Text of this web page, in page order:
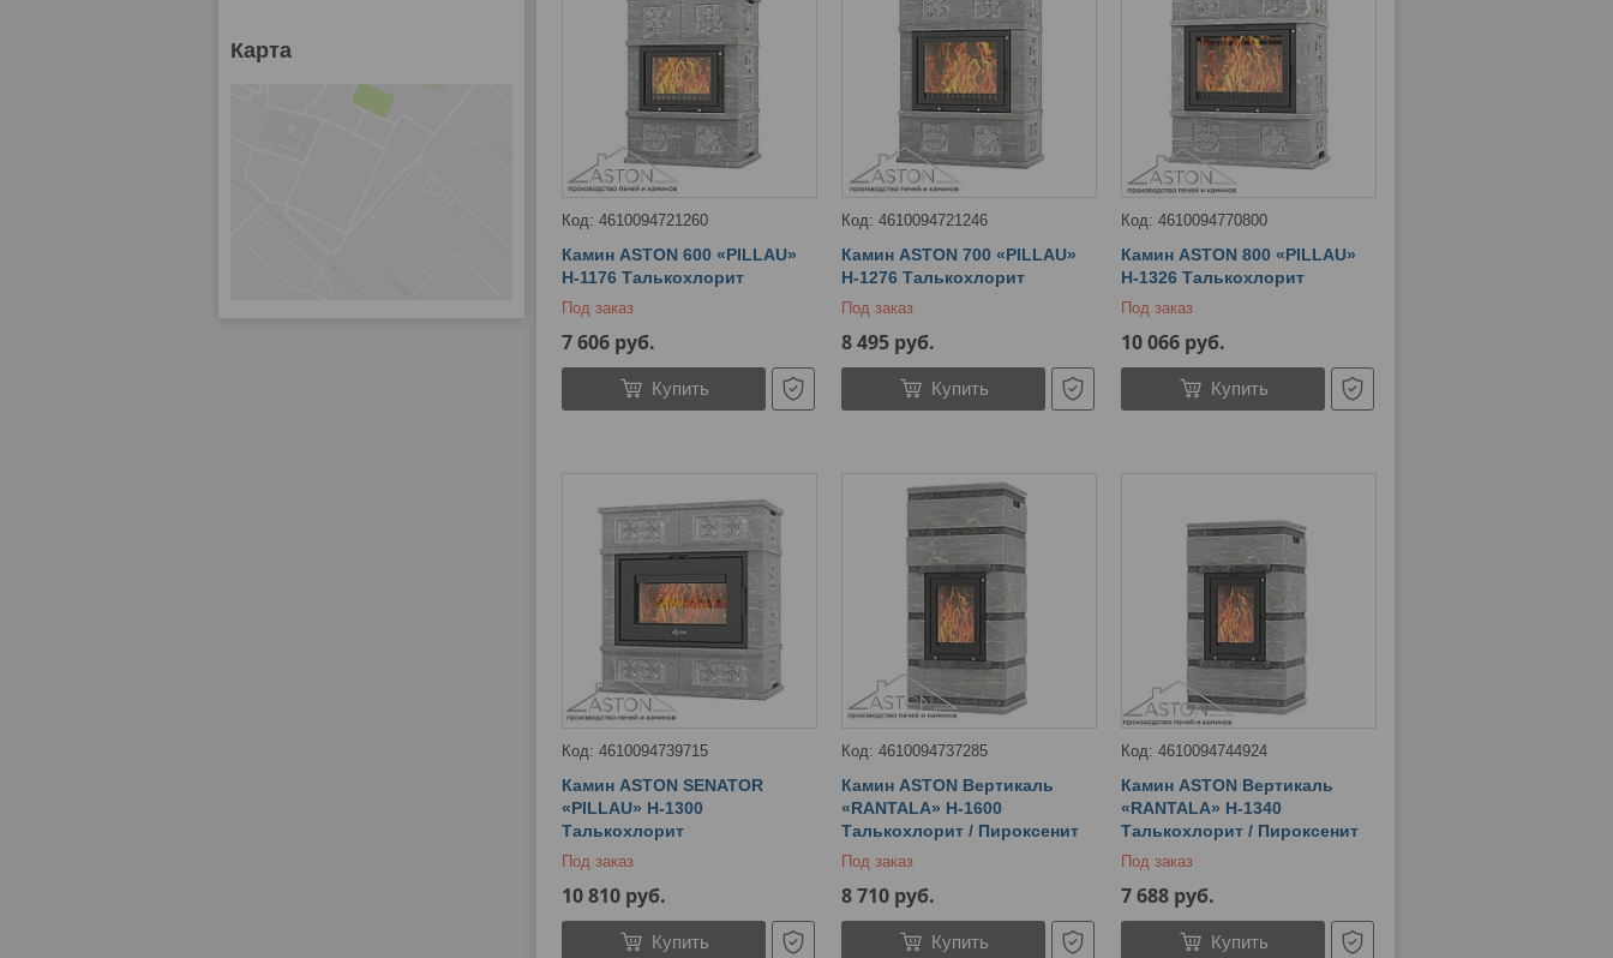
4610094721260
Камин ASTON 600 «PILLAU»
Н-1176 Талькохлорит
Под заказ
7 606 руб.
Купить
4610094721246
Камин ASTON 700 «PILLAU»
Н-1276 Талькохлорит
Под заказ
8 495 руб.
Купить
4610094770800
Камин ASTON 800 «PILLAU»
Н-1326 Талькохлорит
Под заказ
10 066 руб.
Купить
4610094739715
Камин ASTON SENATOR
«PILLAU» Н-1300
Талькохлорит
Под заказ
10 810 руб.
Купить
4610094737285
Камин ASTON Вертикаль
«RANTALA» Н-1600
Талькохлорит / Пироксенит
Под заказ
8 710 руб.
Купить
4610094744924
Камин ASTON Вертикаль
«RANTALA» Н-1340
Талькохлорит / Пироксенит
Под заказ
7 688 руб.
Купить
Карта